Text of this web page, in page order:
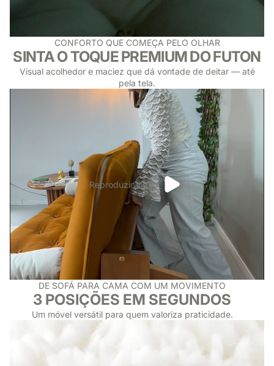
CONFORTO QUE COMEÇA PELO OLHAR
SINTA O TOQUE PREMIUM DO FUTON
Visual acolhedor e maciez que dá vontade de deitar — até
pela tela.
Reproduzir vídeo
DE SOFÁ PARA CAMA COM UM MOVIMENTO
3 POSIÇÕES EM SEGUNDOS
Um móvel versátil para quem valoriza praticidade.